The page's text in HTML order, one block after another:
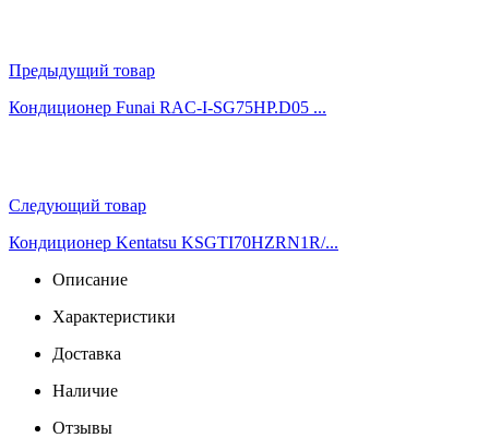
Предыдущий товар
Кондиционер Funai RAC-I-SG75HP.D05 ...
Следующий товар
Кондиционер Kentatsu KSGTI70HZRN1R/...
Описание
Характеристики
Доставка
Наличие
Отзывы